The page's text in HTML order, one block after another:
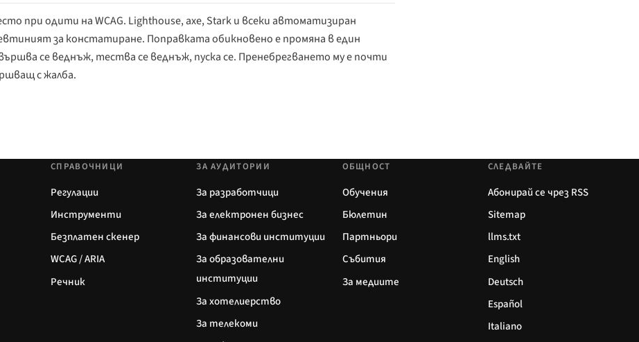
при одити на WCAG. Lighthouse, axe, Stark и всеки автоматизиран
за констатиране. Поправката обикновено е промяна в един
се веднъж, тества се веднъж, пуска се. Пренебрегването му е почти
с жалба.
СПРАВОЧНИЦИ
Регулации
Инструменти
Безплатен скенер
WCAG / ARIA
Речник
ЗА АУДИТОРИИ
За разработчици
За електронен бизнес
За финансови институции
За образователни
институции
За хотелиерство
За телекоми
ОБЩНОСТ
Обучения
Бюлетин
Партньори
Събития
За медиите
СЛЕДВАЙТЕ
Абонирай се чрез RSS
Sitemap
llms.txt
English
Deutsch
Español
Italiano